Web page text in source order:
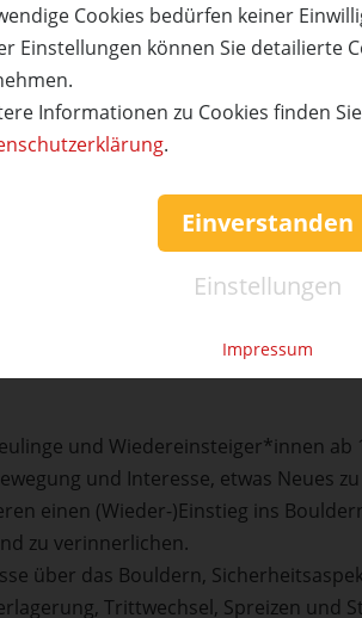
Cookies bedürfen keiner
Einstellungen können Sie detailierte
Informationen zu Cookies finden
.
Einverstanden
Einstellungen
Impressum
beim Sport suchen! Hinter
Ohne Gurt und Seil löst Du in
Weichbodenmatten sorgen für
sondern auch Dein Köpfchen.
viel Spaß!
einen separaten
zum Entspannen und
in dem die Kleinen nach Lust und
und Wiedereinsteiger*innen ab
und Interesse, etwas Neues
einen (Wieder-)Einstieg ins
zu verinnerlichen.
über das Bouldern,
Trittwechsel, Spreizen und